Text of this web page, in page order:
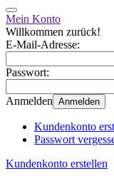
Mein Konto
Willkommen zurück!
E-Mail-Adresse:
Passwort:
Anmelden Anmelden
Kundenkonto
Passwort
Kundenkonto erstellen